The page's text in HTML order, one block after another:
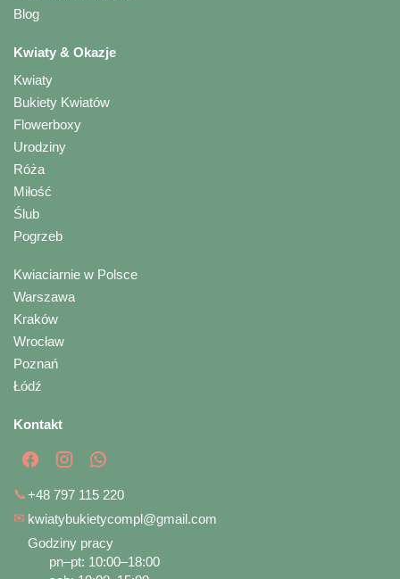
Blog
Kwiaty & Okazje
Kwiaty
Bukiety Kwiatów
Flowerboxy
Urodziny
Róża
Miłość
Ślub
Pogrzeb
Kwiaciarnie w Polsce
Warszawa
Kraków
Wrocław
Poznań
Łódź
Kontakt
📞+48 797 115 220
✉ kwiatybukietycompl@gmail.com
Godziny pracy
pn–pt: 10:00–18:00